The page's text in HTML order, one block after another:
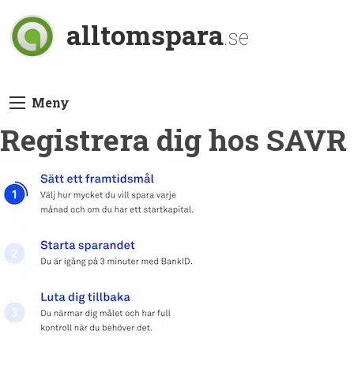
alltomspara.se
Meny
Registrera dig hos SAVR